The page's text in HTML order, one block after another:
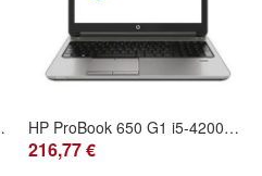
Win 11 Pro DE HP ProBook 650 G1 i5-4200M 15.6" WXGA Webcam Win 10 Pro DE
216,77 €